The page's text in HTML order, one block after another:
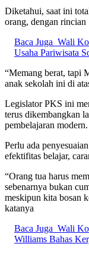
Diketahui, saat ini
orang, dengan rincian
Baca Juga Wali
Usaha Pariwisata
“Memang berat, tapi
anak sekolah ini di
Legislator PKS ini
terus dikembangkan
pembelajaran modern.
Perlu ada
efektifitas belajar,
“Orang tua harus
sebenarnya bukan
meskipun kita bosan
katanya
Baca Juga Wali
Williams Bahas